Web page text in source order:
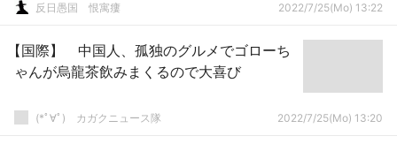
反日愚国 恨寓瘻 2022/7/25(Mo) 13:22
【国際】 中国人、孤独のグルメでゴローち
ゃんが烏龍茶飲みまくるので大喜び
(*ﾟ∀ﾟ)ゞカガクニュース隊 2022/7/25(Mo) 13:20